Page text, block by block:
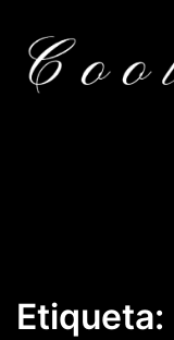
contenido
Etiqueta: